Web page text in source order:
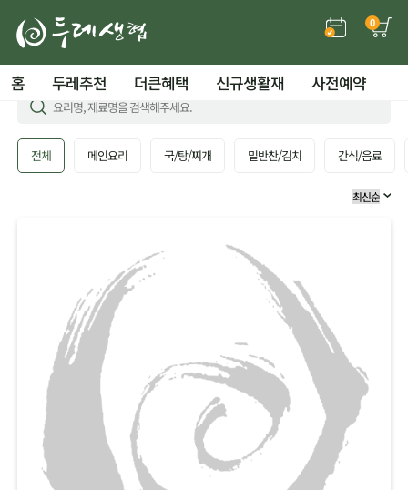
0
홈 두레추천 더큰혜택 신규생활재 사전예약
전체 메인요리 국/탕/찌개 밑반찬/김치 간식/음료